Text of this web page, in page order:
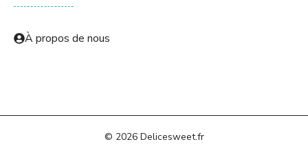
À propos de nous
© 2026 Delicesweet.fr